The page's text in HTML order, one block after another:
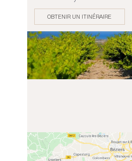
OBTENIR UN ITINÉRAIRE